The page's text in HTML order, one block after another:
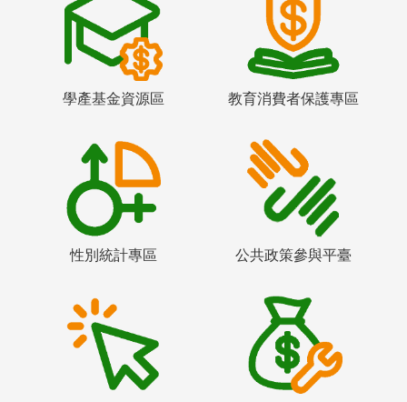
學產基金資源區 教育消費者保護專區
性別統計專區 公共政策參與平臺